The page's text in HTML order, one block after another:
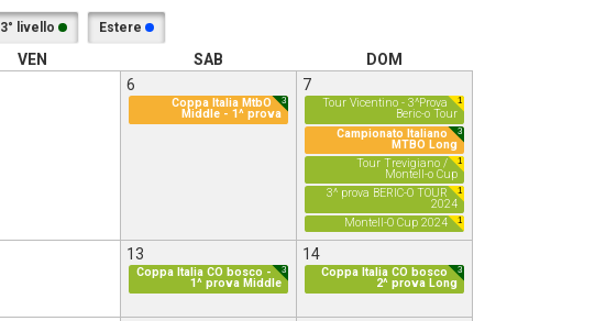
3° livello Estere
VEN SAB
DOM
6
3
Coppa Italia MtbO
Middle - 1^ prova
7
1
Tour Vicentino - 3^Prova
Beric-o Tour
3
Campionato Italiano
MTBO Long
1
Tour Trevigiano /
Montell-o Cup
1
3^ prova BERIC-O TOUR
2024
1
Montell-O Cup 2024
13
3
Coppa Italia CO bosco -
1^ prova Middle
14
3
Coppa Italia CO bosco
2^ prova Long